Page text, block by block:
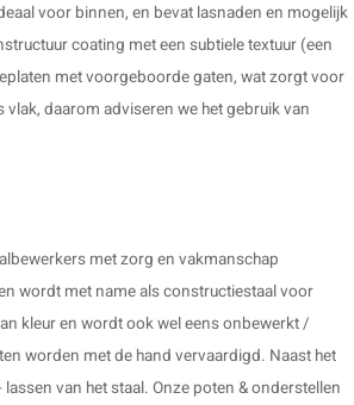
voor binnen, en bevat lasnaden en mogelijk
coating met een subtiele textuur (een
met voorgeboorde gaten, wat zorgt voor
daarom adviseren we het gebruik van
met zorg en vakmanschap
wordt met name als constructiestaal voor
kleur en wordt ook wel eens onbewerkt /
worden met de hand vervaardigd. Naast het
van het staal. Onze poten & onderstellen